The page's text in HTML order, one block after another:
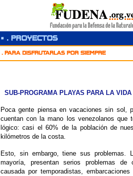
SUB-PROGRAMA PLAYAS PARA LA VIDA
Poca gente piensa en vacaciones sin sol,
cuentan con la mano los venezolanos que
lógico: casi el 60% de la población de
kilómetros de la costa.
Esto, sin embargo, tiene sus problemas.
mayoría, presentan serios problemas de
causada por temporadistas,